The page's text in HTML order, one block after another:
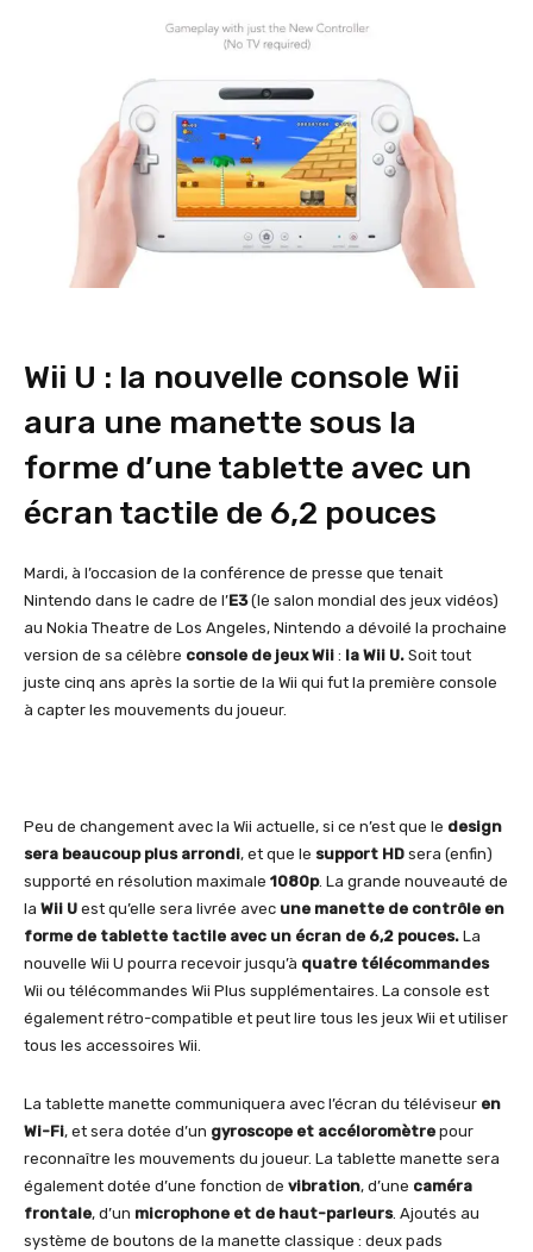
Wii U : la nouvelle console Wii
aura une manette sous la
forme d’une tablette avec un
écran tactile de 6,2 pouces
Mardi, à l’occasion de la conférence de presse que tenait
Nintendo dans le cadre de l’E3(le salon mondial des jeux vidéos)
au Nokia Theatre de Los Angeles, Nintendo a dévoilé la prochaine
version de sa célèbre console de jeux Wii : la Wii U. Soit tout
juste cinq ans après la sortie de la Wii qui fut la première console
à capter les mouvements du joueur.
Peu de changement avec la Wii actuelle, si ce n’est que le design
sera beaucoup plus arrondi, et que le support HD sera (enfin)
supporté en résolution maximale 1080p. La grande nouveauté de
la Wii U est qu’elle sera livrée avec une manette de contrôle en
forme de tablette tactile avec un écran de 6,2 pouces. La
nouvelle Wii U pourra recevoir jusqu’à quatre télécommandes
Wii ou télécommandes Wii Plus supplémentaires. La console est
également rétro-compatible et peut lire tous les jeux Wii et utiliser
tous les accessoires Wii.
La tablette manette communiquera avec l’écran du téléviseur en
Wi-Fi, et sera dotée d’un gyroscope et accéloromètre pour
reconnaître les mouvements du joueur. La tablette manette sera
également dotée d’une fonction de vibration, d’une caméra
frontale, d’un microphone et de haut-parleurs. Ajoutés au
système de boutons de la manette classique : deux pads